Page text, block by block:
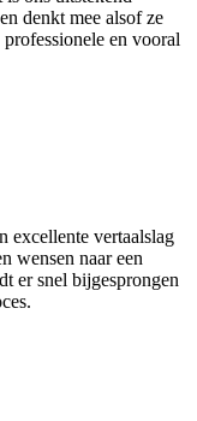
denkt mee alsof ze
en vooral
excellente vertaalslag
wensen naar een
er snel bijgesprongen